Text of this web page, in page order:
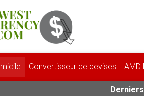
Convertisseur de devises AMD